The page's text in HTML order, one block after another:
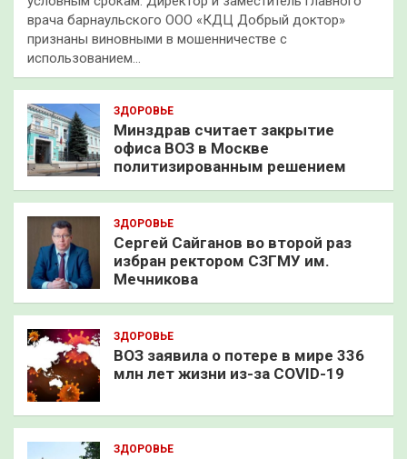
врача барнаульского ООО «КДЦ Добрый доктор»
признаны виновными в мошенничестве с
использованием…
ЗДОРОВЬЕ
Минздрав считает закрытие
офиса ВОЗ в Москве
политизированным решением
ЗДОРОВЬЕ
Сергей Сайганов во второй раз
избран ректором СЗГМУ им.
Мечникова
ЗДОРОВЬЕ
ВОЗ заявила о потере в мире 336
млн лет жизни из-за COVID-19
ЗДОРОВЬЕ